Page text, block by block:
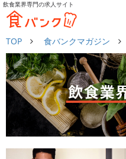
飲食業界専門の求人サイト
TOP 食バンクマガジン